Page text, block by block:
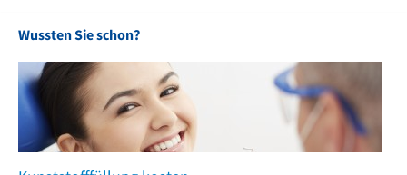
Wussten Sie schon?